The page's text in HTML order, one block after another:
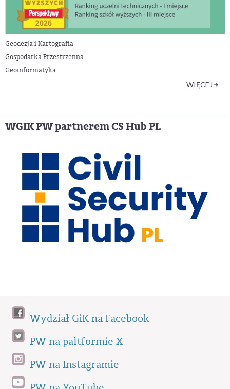
Geodezja i Kartografia
Gospodarka Przestrzenna
Geoinformatyka
WIĘCEJ
WGIK PW partnerem CS Hub PL
Wydział GiK na Facebook
PW na paltformie X
PW na Instagramie